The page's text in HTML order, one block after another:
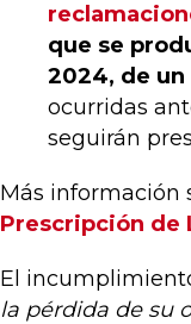
que se
2024, de un
ocurridas
seguirán
Más información
Prescripción de
El
la pérdida de su